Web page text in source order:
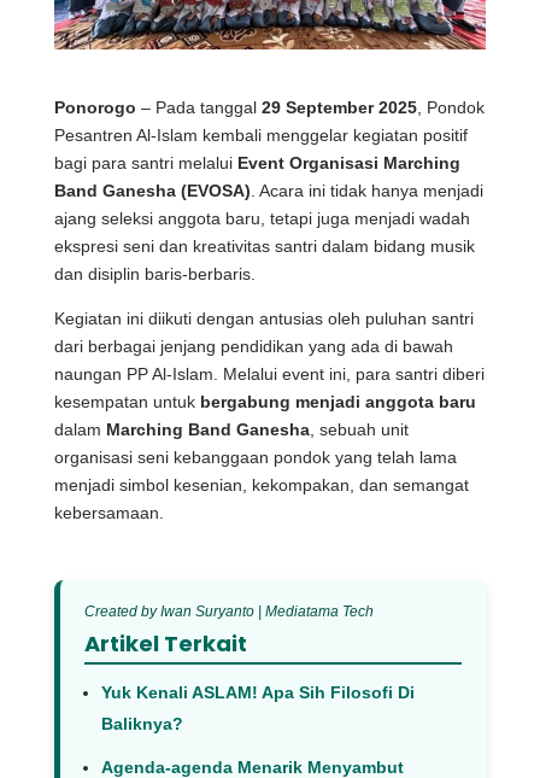
Ponorogo – Pada tanggal 29 September 2025, Pondok
Pesantren Al-Islam kembali menggelar kegiatan positif
bagi para santri melalui Event Organisasi Marching
Band Ganesha (EVOSA) . Acara ini tidak hanya menjadi
ajang seleksi anggota baru, tetapi juga menjadi wadah
ekspresi seni dan kreativitas santri dalam bidang musik
dan disiplin baris-berbaris.
Kegiatan ini diikuti dengan antusias oleh puluhan santri
dari berbagai jenjang pendidikan yang ada di bawah
naungan PP Al-Islam. Melalui event ini, para santri diberi
kesempatan untuk bergabung menjadi anggota baru
dalam Marching Band Ganesha, sebuah unit
organisasi seni kebanggaan pondok yang telah lama
menjadi simbol kesenian, kekompakan, dan semangat
kebersamaan.
Created by Iwan Suryanto | Mediatama Tech
Artikel Terkait
Yuk Kenali ASLAM! Apa Sih Filosofi Di
Baliknya?
Agenda-agenda Menarik Menyambut